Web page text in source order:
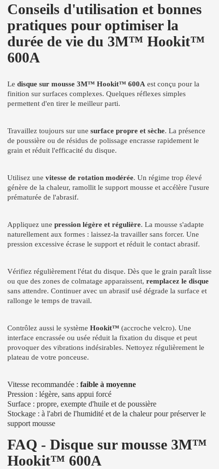
Conseils d'utilisation et bonnes
pratiques pour optimiser la
durée de vie du 3M™ Hookit™
600A
Le disque sur mousse 3M™ Hookit™ 600A est conçu pour la
finition sur surfaces complexes. Quelques réflexes simples
permettent d'en tirer le meilleur parti.
Travaillez toujours sur une surface propre et sèche. La présence
de poussière ou de résidus de polissage encrasse rapidement le
grain et réduit l'efficacité du disque.
Utilisez une vitesse de rotation modérée. Un régime trop élevé
génère de la chaleur, ramollit le support mousse et accélère l'usure
prématurée de l'abrasif.
Appliquez une pression légère et régulière. La mousse s'adapte
naturellement aux formes : laissez-la travailler sans forcer. Une
pression excessive écrase le support et réduit le contact abrasif.
Vérifiez régulièrement l'état du disque. Dès que le grain paraît lisse
ou que des zones de colmatage apparaissent, remplacez le disque
sans attendre. Continuer avec un abrasif usé dégrade la surface et
rallonge le temps de travail.
Contrôlez aussi le système Hookit™ (accroche velcro). Une
interface encrassée ou usée réduit la fixation du disque et peut
provoquer des vibrations indésirables. Nettoyez régulièrement le
plateau de votre ponceuse.
Vitesse recommandée : faible à moyenne
Pression : légère, sans appui forcé
Surface : propre, exempte d'huile et de poussière
Stockage : à l'abri de l'humidité et de la chaleur pour préserver le
support mousse
FAQ - Disque sur mousse 3M™
Hookit™ 600A